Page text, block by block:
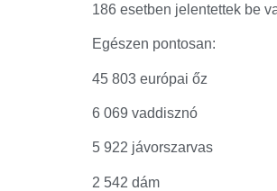
186 esetben jelentettek be
Egészen pontosan:
45 803 európai őz
6 069 vaddisznó
5 922 jávorszarvas
2 542 dám